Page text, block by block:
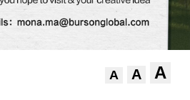
A A A